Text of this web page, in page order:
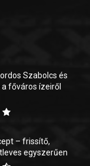
Szabolcs és
főváros ízeiről
– frissítő,
egyszerűen